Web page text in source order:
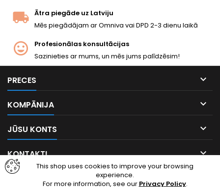
Ātra piegāde uz Latviju
Mēs piegādājam ar Omniva vai DPD 2-3 dienu laikā
Profesionālas konsultācijas
Sazinieties ar mums, un mēs jums palīdzēsim!
PRECES 
KOMPĀNIJA 
JŪSU KONTS 
KONTAKTI 
This shop uses cookies to improve your browsing
experience.
For more information, see our Privacy Policy.
FacebookInstagram